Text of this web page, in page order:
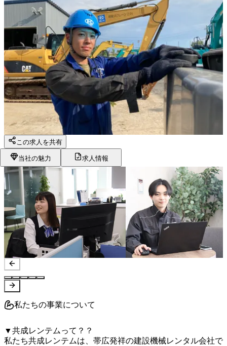
この求人を共有
当社の魅力 求人情報
私たちの事業について
▼共成レンテムって？？
私たち共成レンテムは、帯広発祥の建設機械レンタル会社で